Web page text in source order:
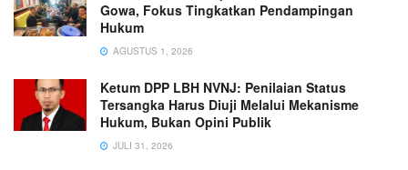
Gowa, Fokus Tingkatkan Pendampingan
Hukum
AGUSTUS 1, 2026
Ketum DPP LBH NVNJ: Penilaian Status
Tersangka Harus Diuji Melalui Mekanisme
Hukum, Bukan Opini Publik
JULI 31, 2026